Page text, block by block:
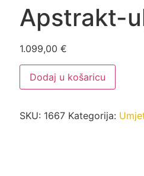
Apstrakt-
1.099,00 €
Apstrakt-
ulje
na
Dodaj u košaricu
SKU: 1667 Kategorija: